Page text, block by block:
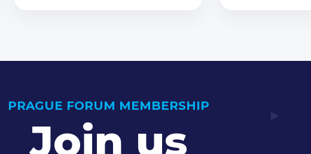
PRAGUE FORUM MEMBERSHIP
Join us